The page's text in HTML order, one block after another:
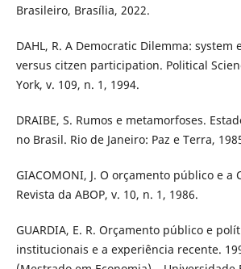
Brasileiro, Brasília, 2022.
DAHL, R. A Democratic Dilemma: system
versus citzen participation. Political
York, v. 109, n. 1, 1994.
DRAIBE, S. Rumos e metamorfoses.
no Brasil. Rio de Janeiro: Paz e Terra,
GIACOMONI, J. O orçamento público e a
Revista da ABOP, v. 10, n. 1, 1986.
GUARDIA, E. R. Orçamento público e
institucionais e a experiência recente.